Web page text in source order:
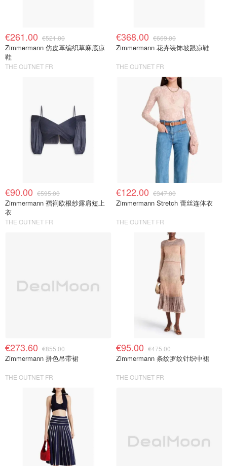
€261.00 €521.00
Zimmermann 仿皮革编织草麻底凉
鞋
THE OUTNET FR
€368.00 €669.00
Zimmermann 花卉装饰坡跟凉鞋
THE OUTNET FR
€90.00 €595.00
Zimmermann 褶裥欧根纱露肩短上
衣
THE OUTNET FR
€122.00 €347.00
Zimmermann Stretch 蕾丝连体衣
THE OUTNET FR
€273.60 €855.00
Zimmermann 拼色吊带裙
THE OUTNET FR
€95.00 €475.00
Zimmermann 条纹罗纹针织中裙
THE OUTNET FR